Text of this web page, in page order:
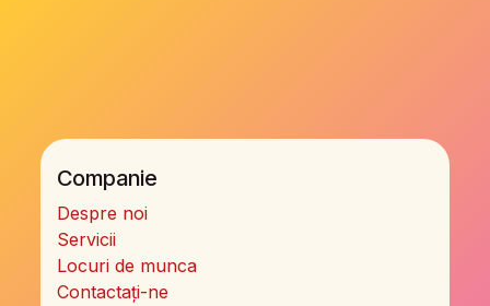
Companie
Despre noi
Servicii
Locuri de munca
Contactați-ne